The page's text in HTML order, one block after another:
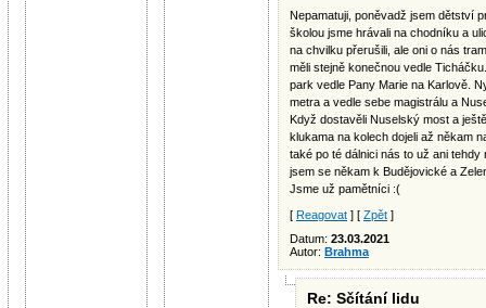
Nepamatuji, poněvadž jsem dětství
školou jsme hrávali na chodníku a
na chvilku přerušili, ale oni o nás
měli stejně konečnou vedle
park vedle Pany Marie na Karlově.
metra a vedle sebe magistrálu a
Když dostavěli Nuselský most a
klukama na kolech dojeli až někam
také po té dálnici nás to už ani
jsem se někam k Budějovické a
Jsme už pamětníci :(
[ Reagovat ] [ Zpět ]
Datum: 23.03.2021
Autor: Brahma
Re: Sčítání lidu